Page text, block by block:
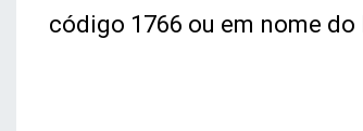
código 1766 ou em nome